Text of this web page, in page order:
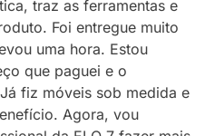
traz as ferramentas e
Foi entregue muito
uma hora. Estou
que paguei e o
fiz móveis sob medida e
Agora, vou